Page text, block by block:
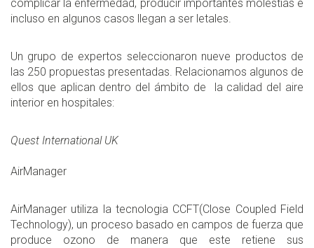
complicar la enfermedad, producir importantes molestias e
incluso en algunos casos llegan a ser letales.
Un grupo de expertos seleccionaron nueve productos de
las 250 propuestas presentadas. Relacionamos algunos de
ellos que aplican dentro del ámbito de la calidad del aire
interior en hospitales:
Quest International UK
AirManager
AirManager utiliza la tecnologia CCFT(Close Coupled Field
Technology), un proceso basado en campos de fuerza que
produce ozono de manera que este retiene sus